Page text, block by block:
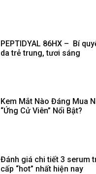
PEPTIDYAL 86HX – Bí
da trẻ trung, tươi sáng
Kem Mắt Nào Đáng Mua
“Ứng Cử Viên” Nổi Bật?
Đánh giá chi tiết 3 serum
cấp “hot” nhất hiện nay